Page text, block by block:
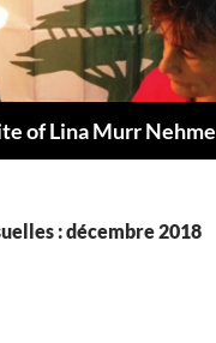
of Lina Murr Nehme
: décembre 2018